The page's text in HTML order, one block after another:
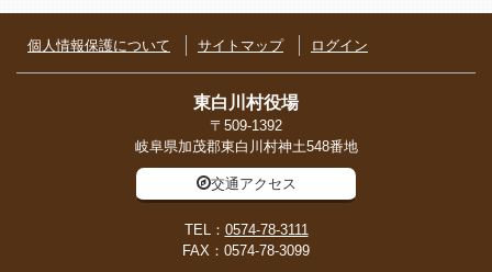
個人情報保護について サイトマップ ログイン
東白川村役場
〒509-1392
岐阜県加茂郡東白川村神土548番地
交通アクセス
TEL： 0574-78-3111
FAX：0574-78-3099